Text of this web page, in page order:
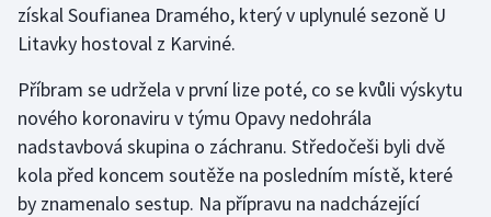
Parasport
Plavání
Plážový volejbal
Ragby
získal Soufianea Dramého, který v uplynulé sezoně U
Litavky hostoval z Karviné.
Příbram se udržela v první lize poté, co se kvůli výskytu
nového koronaviru v týmu Opavy nedohrála
nadstavbová skupina o záchranu. Středočeši byli dvě
kola před koncem soutěže na posledním místě, které
by znamenalo sestup. Na přípravu na nadcházející